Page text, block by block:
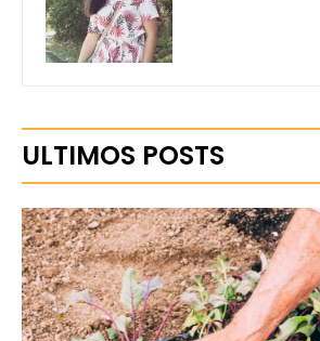
ULTIMOS POSTS